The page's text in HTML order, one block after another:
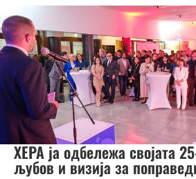
ХЕРА ја одбележа својата
љубов и визија за